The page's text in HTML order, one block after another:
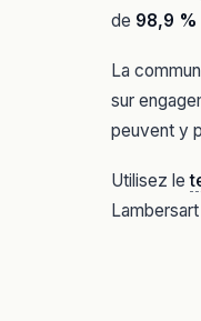
de 98,9 %
La
sur
peuvent y
Utilisez le